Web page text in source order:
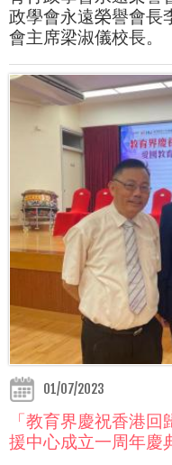
政學會永遠榮譽會長
會主席梁淑儀校長。
01/07/2023
「教育界慶祝香港
援中心成立一周年慶